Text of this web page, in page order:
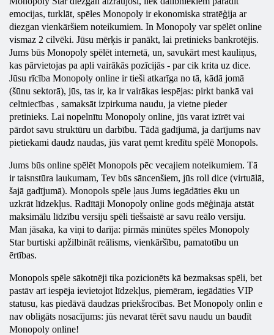
emocijas, turklāt, spēles Monopoly ir ekonomiska stratēģija ar
diezgan vienkāršiem noteikumiem. In Monopoly var spēlēt online
vismaz 2 cilvēki. Jūsu mērķis ir panākt, lai pretinieks bankrotējis.
Jums būs Monopoly spēlēt internetā, un, savukārt mest kauliņus,
kas pārvietojas pa apli vairākās pozīcijās - par cik krita uz dice.
Jūsu rīcība Monopoly online ir tieši atkarīga no tā, kādā jomā
(šūnu sektorā), jūs, tas ir, ka ir vairākas iespējas: pirkt bankā vai
celtniecības , samaksāt izpirkuma naudu, ja vietne pieder
pretinieks. Lai nopelnītu Monopoly online, jūs varat izīrēt vai
pārdot savu struktūru un darbību. Tādā gadījumā, ja darījums nav
pietiekami daudz naudas, jūs varat ņemt kredītu spēlē Monopols.
Jums būs online spēlēt Monopols pēc vecajiem noteikumiem. Tā
ir taisnstūra laukumam, Tev būs sāncenšiem, jūs roll dice (virtuālā,
šajā gadījumā). Monopols spēle ļaus Jums iegādāties ēku un
uzkrāt līdzekļus. Radītāji Monopoly online gods mēģināja atstāt
maksimālu līdzību versiju spēli tiešsaistē ar savu reālo versiju.
Man jāsaka, ka viņi to darīja: pirmās minūtes spēles Monopoly
Star burtiski apžilbināt reālisms, vienkāršību, pamatotību un
ērtības.
Monopols spēle sākotnēji tika pozicionēts kā bezmaksas spēli, bet
pastāv arī iespēja ievietojot līdzekļus, piemēram, iegādāties VIP
statusu, kas piedāvā daudzas priekšrocības. Bet Monopoly onlin e
nav obligāts nosacījums: jūs nevarat tērēt savu naudu un baudīt
Monopoly online!